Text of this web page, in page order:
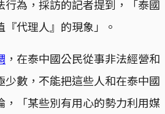
為，採訪的記者提到，「泰國
代理人』的現象」。
，在泰中國公民從事非法經營和
少數，不能把這些人和在泰中國
，「某些別有用心的勢力利用媒